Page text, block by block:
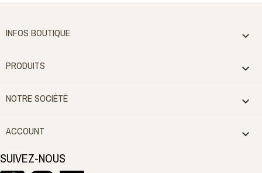
INFOS BOUTIQUE 
PRODUITS 
NOTRE SOCIÉTÉ 
ACCOUNT 
SUIVEZ-NOUS